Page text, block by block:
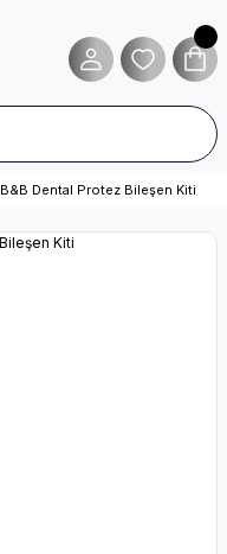
B&B Dental Protez Bileşen Kiti